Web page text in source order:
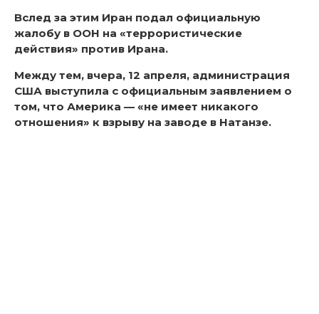
Вслед за этим Иран подал официальную
жалобу в ООН на «террористические
действия» против Ирана.
Между тем, вчера, 12 апреля, администрация
США выступила с официальным заявлением о
том, что Америка — «не имеет никакого
отношения» к взрыву на заводе в Натанзе.